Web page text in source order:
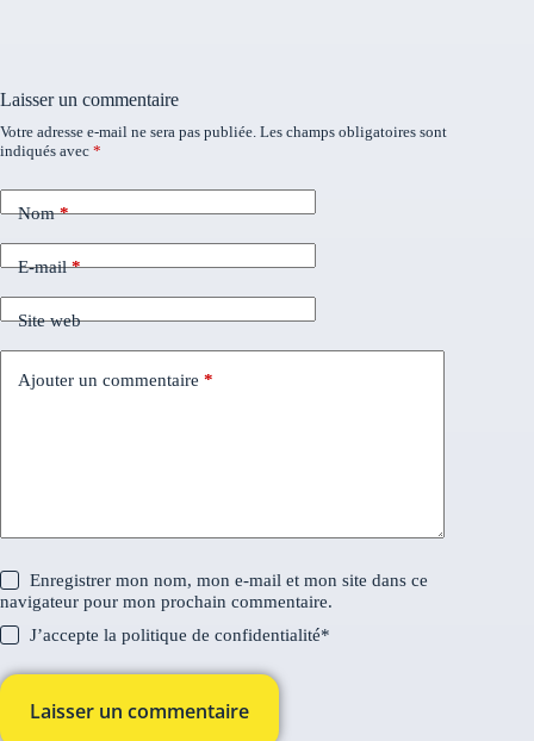
Laisser un commentaire
Votre adresse e-mail ne sera pas publiée. Les champs obligatoires sont
indiqués avec *
Nom*
E-mail*
Site web
Ajouter un commentaire *
Enregistrer mon nom, mon e-mail et mon site dans ce
navigateur pour mon prochain commentaire.
J’accepte lapolitique de confidentialité*
Laisser un commentaire